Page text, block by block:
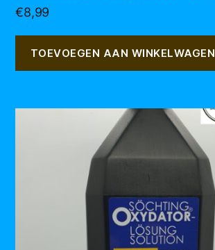
€8,99
TOEVOEGEN AAN WINKELWAGEN